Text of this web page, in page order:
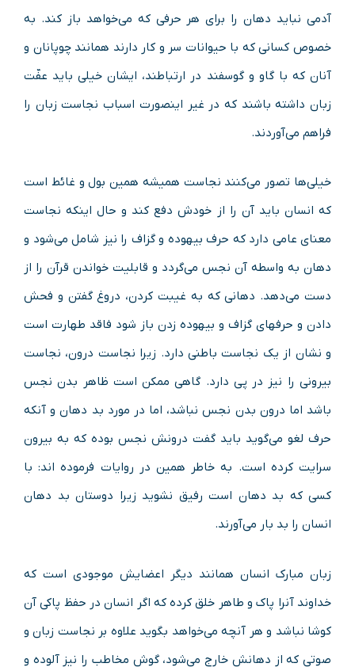
آدمی نباید دهان را برای هر حرفی که می‌خواهد باز کند. به
خصوص کسانی که با حیوانات سر و کار دارند همانند چوپانان و
آنان که با گاو و گوسفند در ارتباطند، ایشان خیلی باید عفّت
زبان داشته باشند که در غیر اینصورت اسباب نجاست زبان را
فراهم می‌آوردند.
خیلی‌ها تصور می‌کنند نجاست همیشه همین بول و غائط است
که انسان باید آن را از خودش دفع کند و حال اینکه نجاست
معنای عامی دارد که حرف بیهوده و گزاف را نیز شامل می‌شود و
دهان به واسطه آن نجس می‌گردد و قابلیت خواندن قرآن را از
دست می‌دهد. دهانی که به غیبت کردن، دروغ گفتن و فحش
دادن و حرفهای گزاف و بیهوده زدن باز شود فاقد طهارت است
و نشان از یک نجاست باطنی دارد. زیرا نجاست درون، نجاست
بیرونی را نیز در پی‌ دارد. گاهی ممکن است ظاهر بدن نجس
باشد اما درون بدن نجس نباشد، اما در مورد بد دهان و آنکه
حرف لغو می‌گوید باید گفت درونش نجس بوده که به بیرون
سرایت کرده است. به خاطر همین در روایات فرموده اند: با
کسی که بد دهان است رفیق نشوید زیرا دوستان بد دهان
انسان را بد بار می‌آورند.
زبان مبارک انسان همانند دیگر اعضایش موجودی است که
خداوند آنرا پاک و طاهر خلق کرده که اگر انسان در حفظ پاکی آن
کوشا نباشد و هر آنچه می‌خواهد بگوید علاوه بر نجاست زبان و
صوتی که از دهانش خارج می‌شود، گوش مخاطب را نیز آلوده و